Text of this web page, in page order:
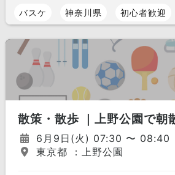
バスケ 神奈川県 初心者歓迎
散策・散歩 ｜上野公園で朝
6月9日(火) 07:30 〜 08:40
東京都 ：上野公園